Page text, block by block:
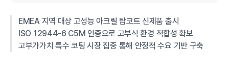
EMEA 지역 대상 고성능 아크릴 탑코트 신제품 출시
ISO 12944-6 C5M 인증으로 고부식 환경 적합성 확보
고부가가치 특수 코팅 시장 집중 통해 안정적 수요 기반 구축